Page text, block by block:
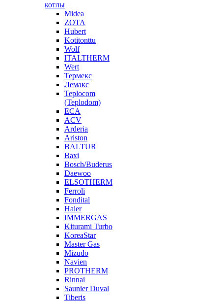
котлы
Midea
ZOTA
Hubert
Kotitonttu
Wolf
ITALTHERM
Wert
Термекс
Лемакс
Teplocom
(Teplodom)
ECA
ACV
Arderia
Ariston
BALTUR
Baxi
Bosch/Buderus
Daewoo
ELSOTHERM
Ferroli
Fondital
Haier
IMMERGAS
Kiturami Turbo
KoreaStar
Master Gas
Mizudo
Navien
PROTHERM
Rinnai
Saunier Duval
Tiberis